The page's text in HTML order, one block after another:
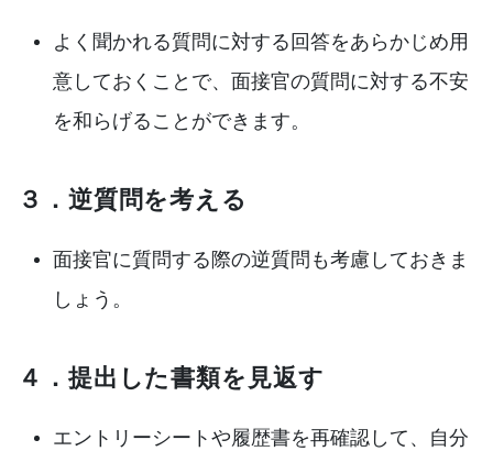
よく聞かれる質問に対する回答をあらかじめ用
意しておくことで、面接官の質問に対する不安
を和らげることができます。
３．逆質問を考える
面接官に質問する際の逆質問も考慮しておきま
しょう。
４．提出した書類を見返す
エントリーシートや履歴書を再確認して、自分